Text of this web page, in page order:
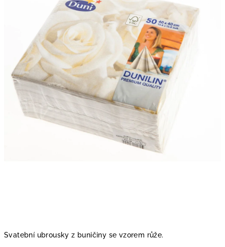
Svatební ubrousky z buničiny se vzorem růže.